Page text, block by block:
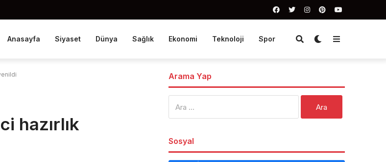
Anasayfa Siyaset Dünya Sağlık Ekonomi Teknoloji Spor
hazırlık
Arama Yap
Sosyal